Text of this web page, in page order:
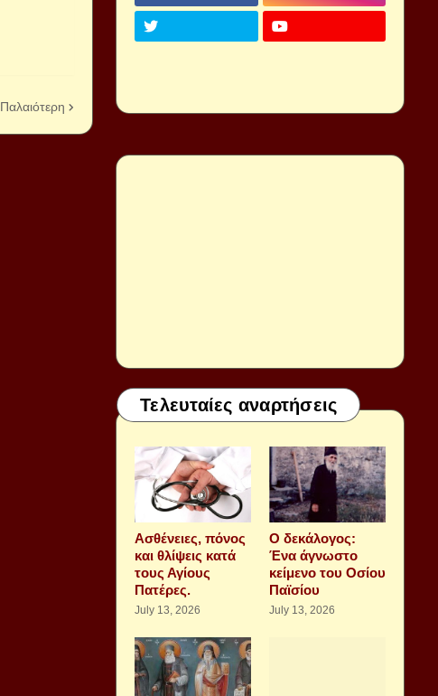
Παλαιότερη
Τελευταίες αναρτήσεις
Aσθένειες, πόνος
και θλίψεις κατά
τους Αγίους
Πατέρες.
July 13, 2026
Ο δεκάλογος:
Ένα άγνωστο
κείμενο του Οσίου
Παϊσίου
July 13, 2026